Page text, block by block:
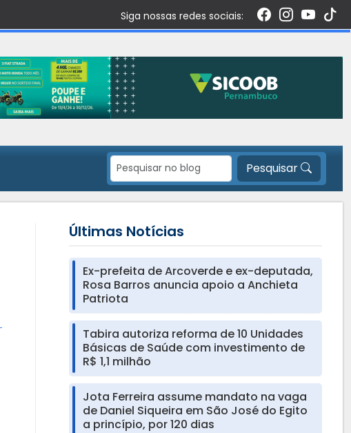
Siga nossas redes sociais:
Pesquisar
Últimas Notícias
Ex-prefeita de Arcoverde e ex-deputada,
Rosa Barros anuncia apoio a Anchieta
Patriota
Tabira autoriza reforma de 10 Unidades
Básicas de Saúde com investimento de
R$ 1,1 milhão
Jota Ferreira assume mandato na vaga
de Daniel Siqueira em São José do Egito
a princípio, por 120 dias